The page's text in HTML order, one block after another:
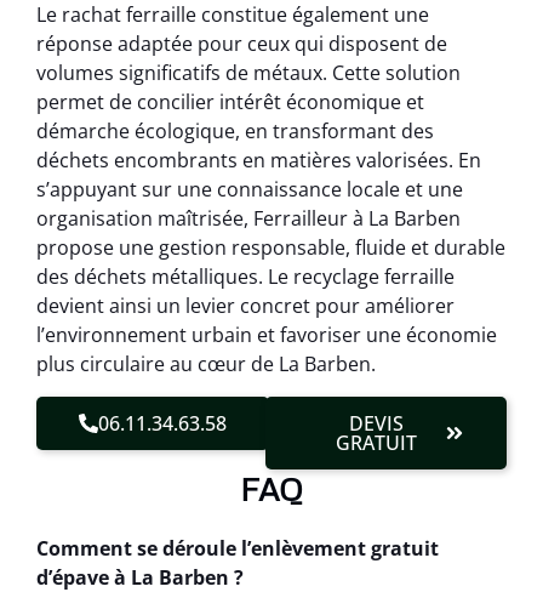
Le rachat ferraille constitue également une
réponse adaptée pour ceux qui disposent de
volumes significatifs de métaux. Cette solution
permet de concilier intérêt économique et
démarche écologique, en transformant des
déchets encombrants en matières valorisées. En
s’appuyant sur une connaissance locale et une
organisation maîtrisée, Ferrailleur à La Barben
propose une gestion responsable, fluide et durable
des déchets métalliques. Le recyclage ferraille
devient ainsi un levier concret pour améliorer
l’environnement urbain et favoriser une économie
plus circulaire au cœur de La Barben.
06.11.34.63.58 DEVIS
GRATUIT
FAQ
Comment se déroule l’enlèvement gratuit
d’épave à La Barben ?